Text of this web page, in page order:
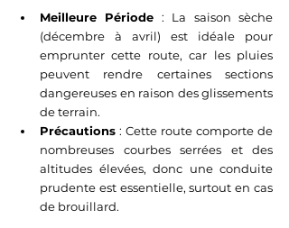
Meilleure Période : La saison sèche
(décembre à avril) est idéale pour
emprunter cette route, car les pluies
peuvent rendre certaines sections
dangereuses en raison des glissements
de terrain.
Précautions : Cette route comporte de
nombreuses courbes serrées et des
altitudes élevées, donc une conduite
prudente est essentielle, surtout en cas
de brouillard.